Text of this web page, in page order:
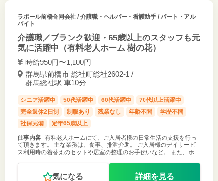
ラポール前橋合同会社/ 介護職・ヘルパー・看護助手 / パート・アル
バイト
介護職／ブランク歓迎・65歳以上のスタッフも元
気に活躍中（有料老人ホーム 樹の花）
時給950円〜1,100円
群馬県前橋市 総社町総社2602-1 /
群馬総社駅 車10分
シニア活躍中 50代活躍中 60代活躍中
70代以上活躍中
完全週休2日制
制服あり 残業なし 年齢不問
学歴不問
社保完備
定年65歳以上
仕事内容 有料老人ホームにて、ご入居者様の日常生活の支援を行っ
て頂きます。 主な業務は、食事、排泄介助。 ご入居様のデイサービ
ス利用時の着替えのセットや居室の整理のお手伝いなど。 また、ホー
気になる 詳細を見る